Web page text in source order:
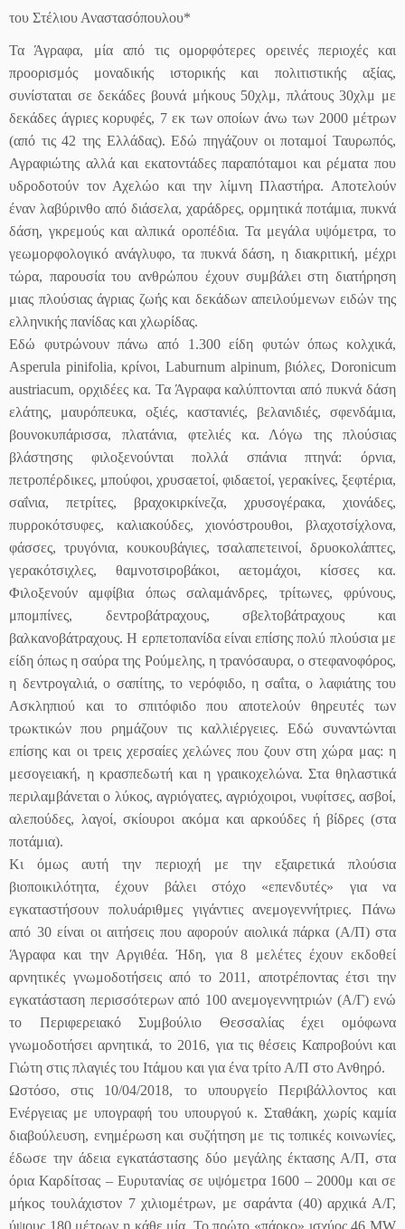
του Στέλιου Αναστασόπουλου*
Τα Άγραφα, μία από τις ομορφότερες ορεινές περιοχές και
προορισμός μοναδικής ιστορικής και πολιτιστικής αξίας,
συνίσταται σε δεκάδες βουνά μήκους 50χλμ, πλάτους 30χλμ με
δεκάδες άγριες κορυφές, 7 εκ των οποίων άνω των 2000 μέτρων
(από τις 42 της Ελλάδας). Εδώ πηγάζουν οι ποταμοί Ταυρωπός,
Αγραφιώτης αλλά και εκατοντάδες παραπόταμοι και ρέματα που
υδροδοτούν τον Αχελώο και την λίμνη Πλαστήρα. Αποτελούν
έναν λαβύρινθο από διάσελα, χαράδρες, ορμητικά ποτάμια, πυκνά
δάση, γκρεμούς και αλπικά οροπέδια. Τα μεγάλα υψόμετρα, το
γεωμορφολογικό ανάγλυφο, τα πυκνά δάση, η διακριτική, μέχρι
τώρα, παρουσία του ανθρώπου έχουν συμβάλει στη διατήρηση
μιας πλούσιας άγριας ζωής και δεκάδων απειλούμενων ειδών της
ελληνικής πανίδας και χλωρίδας.
Εδώ φυτρώνουν πάνω από 1.300 είδη φυτών όπως κολχικά,
Asperula pinifolia, κρίνοι, Laburnum alpinum, βιόλες, Doronicum
austriacum, ορχιδέες κα. Τα Άγραφα καλύπτονται από πυκνά δάση
ελάτης, μαυρόπευκα, οξιές, καστανιές, βελανιδιές, σφενδάμια,
βουνοκυπάρισσα, πλατάνια, φτελιές κα. Λόγω της πλούσιας
βλάστησης φιλοξενούνται πολλά σπάνια πτηνά: όρνια,
πετροπέρδικες, μπούφοι, χρυσαετοί, φιδαετοί, γερακίνες, ξεφτέρια,
σαΐνια, πετρίτες, βραχοκιρκίνεζα, χρυσογέρακα, χιονάδες,
πυρροκότσυφες, καλιακούδες, χιονόστρουθοι, βλαχοτσίχλονα,
φάσσες, τρυγόνια, κουκουβάγιες, τσαλαπετεινοί, δρυοκολάπτες,
γερακότσιχλες, θαμνοτσιροβάκοι, αετομάχοι, κίσσες κα.
Φιλοξενούν αμφίβια όπως σαλαμάνδρες, τρίτωνες, φρύνους,
μπομπίνες, δεντροβάτραχους, σβελτοβάτραχους και
βαλκανοβάτραχους. Η ερπετοπανίδα είναι επίσης πολύ πλούσια με
είδη όπως η σαύρα της Ρούμελης, η τρανόσαυρα, ο στεφανοφόρος,
η δεντρογαλιά, ο σαπίτης, το νερόφιδο, η σαΐτα, ο λαφιάτης του
Ασκληπιού και το σπιτόφιδο που αποτελούν θηρευτές των
τρωκτικών που ρημάζουν τις καλλιέργειες. Εδώ συναντώνται
επίσης και οι τρεις χερσαίες χελώνες που ζουν στη χώρα μας: η
μεσογειακή, η κρασπεδωτή και η γραικοχελώνα. Στα θηλαστικά
περιλαμβάνεται ο λύκος, αγριόγατες, αγριόχοιροι, νυφίτσες, ασβοί,
αλεπούδες, λαγοί, σκίουροι ακόμα και αρκούδες ή βίδρες (στα
ποτάμια).
Κι όμως αυτή την περιοχή με την εξαιρετικά πλούσια
βιοποικιλότητα, έχουν βάλει στόχο «επενδυτές» για να
εγκαταστήσουν πολυάριθμες γιγάντιες ανεμογεννήτριες. Πάνω
από 30 είναι οι αιτήσεις που αφορούν αιολικά πάρκα (Α/Π) στα
Άγραφα και την Αργιθέα. Ήδη, για 8 μελέτες έχουν εκδοθεί
αρνητικές γνωμοδοτήσεις από το 2011, αποτρέποντας έτσι την
εγκατάσταση περισσότερων από 100 ανεμογεννητριών (Α/Γ) ενώ
το Περιφερειακό Συμβούλιο Θεσσαλίας έχει ομόφωνα
γνωμοδοτήσει αρνητικά, το 2016, για τις θέσεις Καπροβούνι και
Γιώτη στις πλαγιές του Ιτάμου και για ένα τρίτο Α/Π στο Ανθηρό.
Ωστόσο, στις 10/04/2018, το υπουργείο Περιβάλλοντος και
Ενέργειας με υπογραφή του υπουργού κ. Σταθάκη, χωρίς καμία
διαβούλευση, ενημέρωση και συζήτηση με τις τοπικές κοινωνίες,
έδωσε την άδεια εγκατάστασης δύο μεγάλης έκτασης Α/Π, στα
όρια Καρδίτσας – Ευρυτανίας σε υψόμετρα 1600 – 2000μ και σε
μήκος τουλάχιστον 7 χιλιομέτρων, με σαράντα (40) αρχικά Α/Γ,